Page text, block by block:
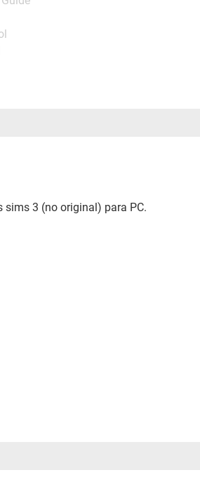
sims 3 (no original) para PC.